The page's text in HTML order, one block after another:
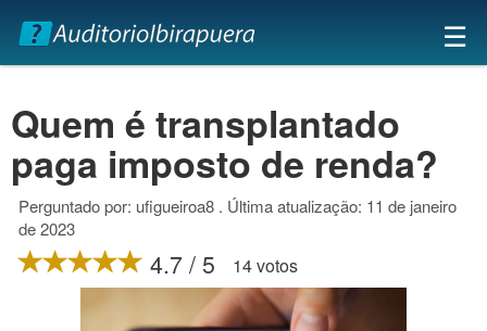
×
☰
Quem é transplantado
paga imposto de renda?
Perguntado por: ufigueiroa8 . Última atualização: 11 de janeiro
de 2023
4.7 / 5 14 votos